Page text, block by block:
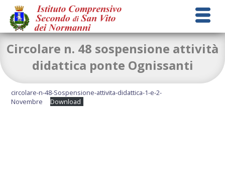
Circolare n. 48 sospensione attività
didattica ponte Ognissanti
circolare-n-48-Sospensione-attivita-didattica-1-e-2-
Novembre
Download